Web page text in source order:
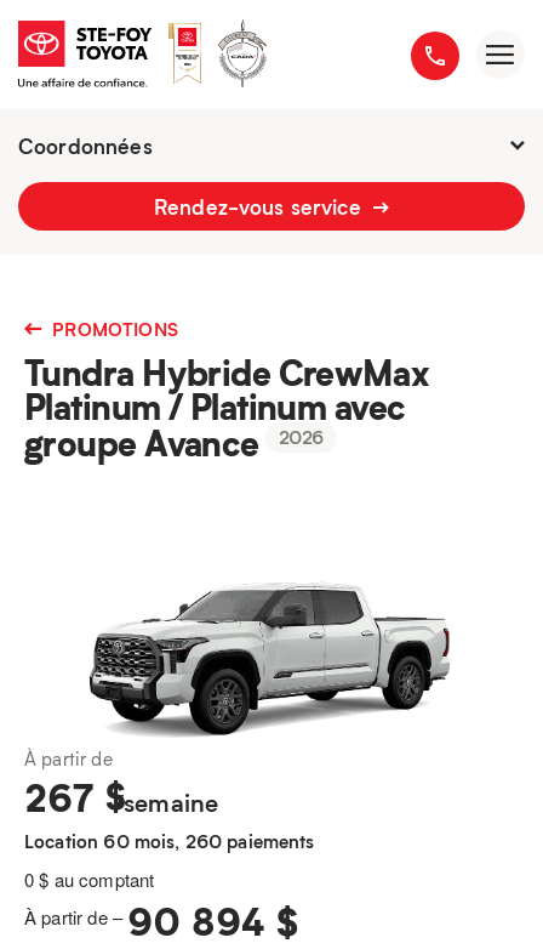
Coordonnées
2777 boulevard du Versant-Nord
Rendez-vous service
PROMOTIONS
Tundra Hybride CrewMax
Platinum / Platinum avec
groupe Avance 2026
À partir de
267 $/semaine
Location 60 mois, 260 paiements
0 $ au comptant
À partir de –90 894 $